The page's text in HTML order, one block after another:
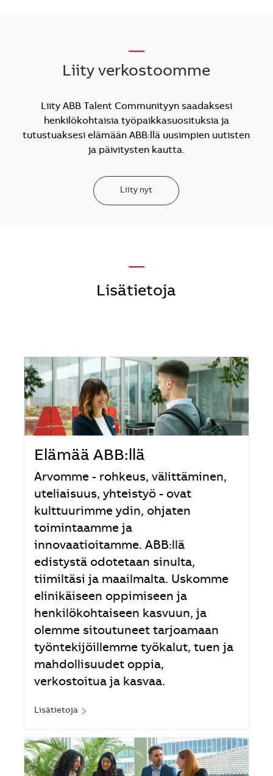
Liity verkostoomme
Liity ABB Talent Communityyn saadaksesi
henkilökohtaisia työpaikkasuosituksia ja
tutustuaksesi elämään ABB:llä uusimpien uutisten
ja päivitysten kautta.
Liity nyt
—
Lisätietoja
Elämää ABB:llä
Arvomme - rohkeus, välittäminen,
uteliaisuus, yhteistyö - ovat
kulttuurimme ydin, ohjaten
toimintaamme ja
innovaatioitamme. ABB:llä
edistystä odotetaan sinulta,
tiimiltäsi ja maailmalta. Uskomme
elinikäiseen oppimiseen ja
henkilökohtaiseen kasvuun, ja
olemme sitoutuneet tarjoamaan
työntekijöillemme työkalut, tuen ja
mahdollisuudet oppia,
verkostoitua ja kasvaa.
Lisätietoja